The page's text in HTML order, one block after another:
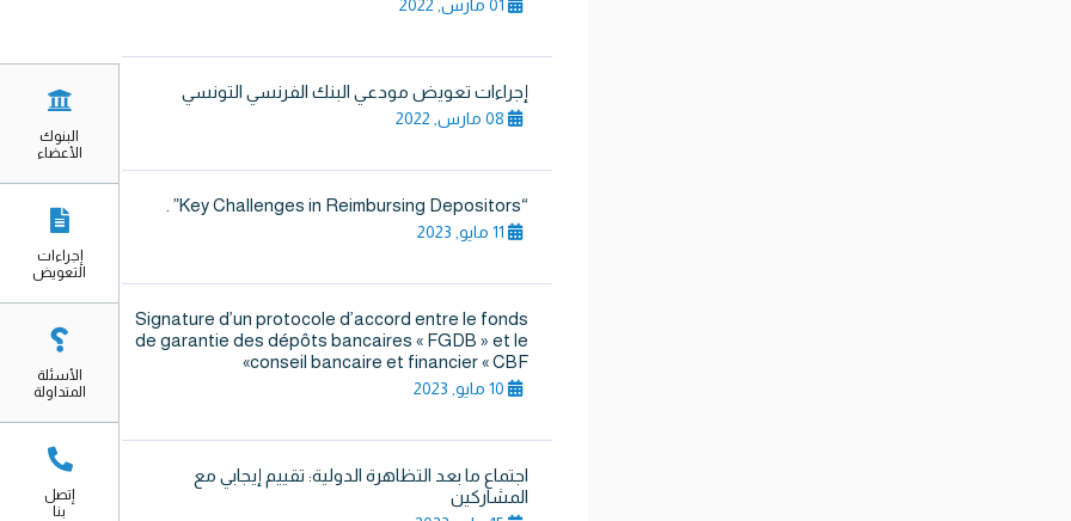
البنوك
الأعضاء
إجراءات
التعويض
الأسئلة
المتداولة
إتصل
بنا
إجراءات تعويض مودعي البنك الفرنسي التونسي
“Key Challenges in Reimbursing Depositors” .
Signature d’un protocole d’accord entre le fonds
de garantie des dépôts bancaires « FGDB » et le
conseil bancaire et financier « CBF»
اجتماع ما بعد التظاهرة الدولية: تقييم إيجابي مع
المشاركين